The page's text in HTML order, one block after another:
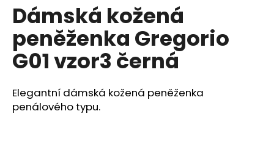
Dámská kožená
peněženka Gregorio
G01 vzor3 černá
Elegantní dámská kožená peněženka
penálového typu.
D
o
p
o
r
č
u